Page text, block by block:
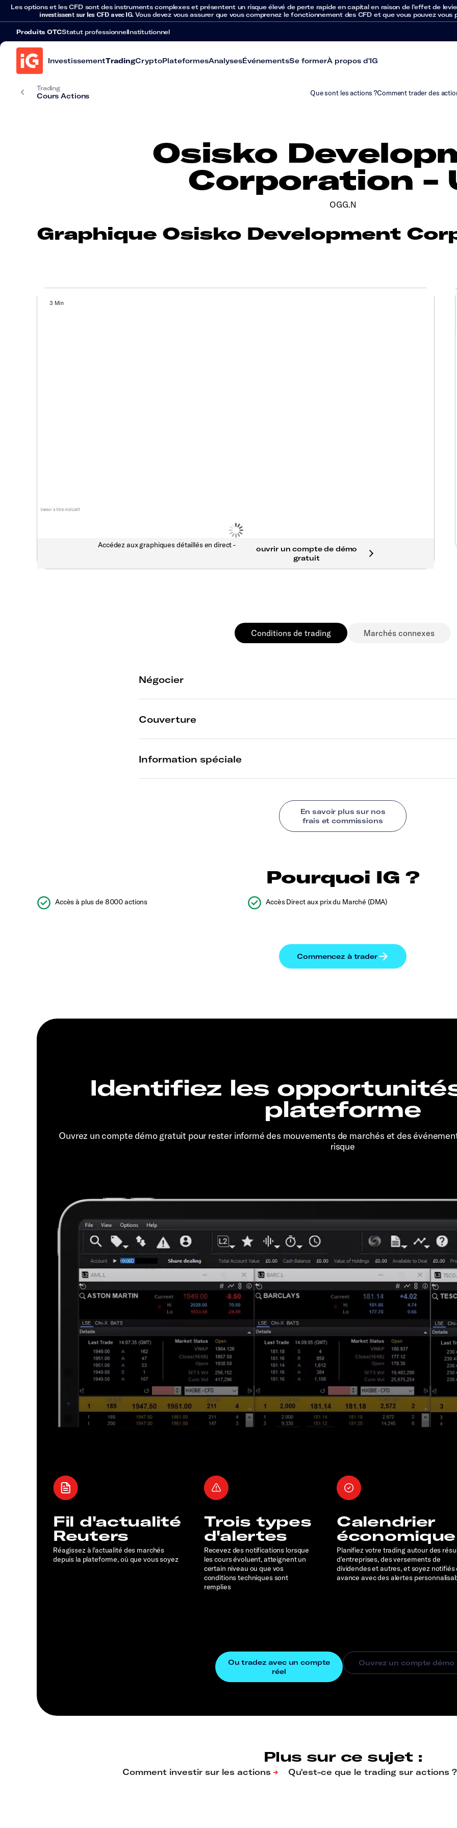
Les options et les CFD sont des instruments complexes et présentent un risque élevé de perte rapide en capital en raison de l’effet de
investissent sur les CFD avec IG. Vous devez vous assurer que vous comprenez le fonctionnement des CFD et que vous pouvez
Produits OTCStatut professionnelInstitutionnel
InvestissementTradingCryptoPlateformesAnalysesÉvénementsSe formerÀ propos d'IG
Trading
Cours Actions Que sont les actions ?Comment trader des
Osisko
Corporation -
OGG.N
Graphique Osisko Development
Valeur à titre indicatif
3 Min
Accédez aux graphiques détaillés en direct -
Conditions de trading Marchés connexes
Pourquoi IG ?
Accès à plus de 8000 actions Accès Direct aux prix du Marché (DMA)
Identifiez les
plateforme
Ouvrez un compte démo gratuit pour rester informé des mouvements de marchés et des
risque
Fil d'actualité
Reuters
Réagissez à l'actualité des marchés
depuis la plateforme, où que vous soyez
Trois types
d'alertes
Recevez des notifications lorsque
les cours évoluent, atteignent un
certain niveau ou que vos
conditions techniques sont
remplies
Calendrier
économique
Planifiez votre trading autour des
d'entreprises, des versements de
dividendes et autres, et soyez notifiés
avance avec des alertes
Plus sur ce sujet :